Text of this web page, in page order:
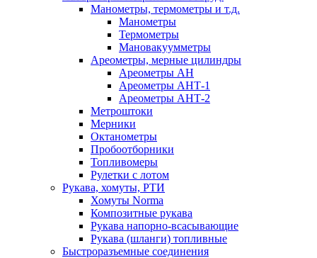
Манометры, термометры и т.д.
Манометры
Термометры
Мановакуумметры
Ареометры, мерные цилиндры
Ареометры АН
Ареометры АНТ-1
Ареометры АНТ-2
Метроштоки
Мерники
Октанометры
Пробоотборники
Топливомеры
Рулетки с лотом
Рукава, хомуты, РТИ
Хомуты Norma
Композитные рукава
Рукава напорно-всасывающие
Рукава (шланги) топливные
Быстроразъемные соединения